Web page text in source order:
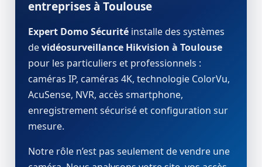
entreprises à Toulouse
Expert Domo Sécurité installe des systèmes
devidéosurveillance Hikvision à Toulouse
pour les particuliers et professionnels :
caméras IP, caméras 4K, technologie ColorVu,
AcuSense, NVR, accès smartphone,
enregistrement sécurisé et configuration sur
mesure.
Notre rôle n’est pas seulement de vendre une